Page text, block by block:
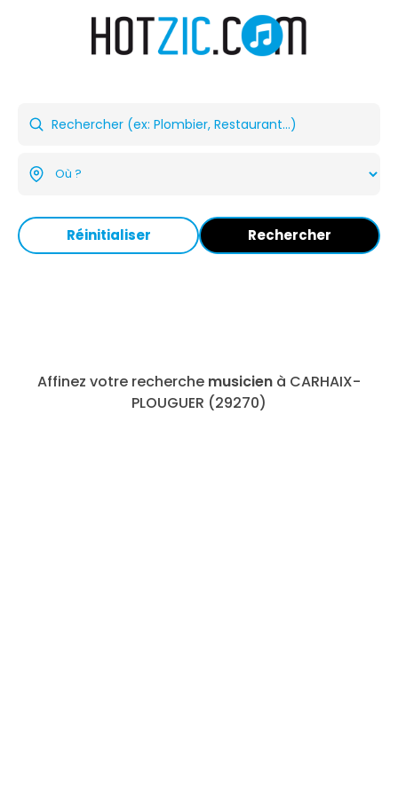
Réinitialiser Rechercher
Affinez votre recherche musicien à CARHAIX-
PLOUGUER (29270)